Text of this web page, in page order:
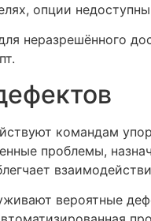
опции
неразрешённого
командам
проблемы,
вероятные